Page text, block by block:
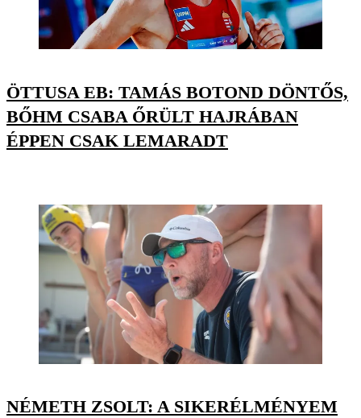
ÖTTUSA EB: TAMÁS BOTOND DÖNTŐS,
BŐHM CSABA ŐRÜLT HAJRÁBAN
ÉPPEN CSAK LEMARADT
NÉMETH ZSOLT: A SIKERÉLMÉNYEM